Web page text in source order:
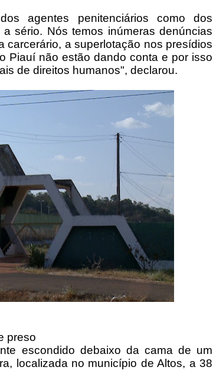
agentes penitenciários como dos
sério. Nós temos inúmeras denúncias
carcerário, a superlotação nos presídios
Piauí não estão dando conta e por isso
de direitos humanos", declarou.
preso
escondido debaixo da cama de um
localizada no município de Altos, a 38